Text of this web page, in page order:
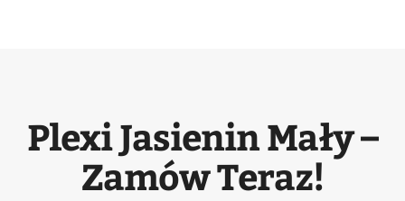
Plexi Jasienin Mały –
Zamów Teraz!